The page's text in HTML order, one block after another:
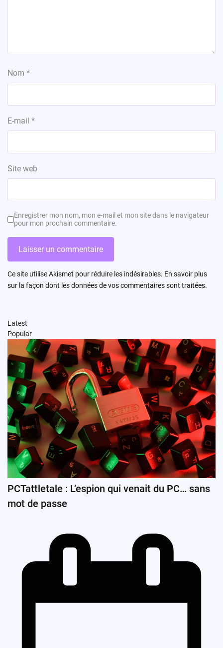
Nom *
E-mail *
Site web
Enregistrer mon nom, mon e-mail et mon site dans le navigateur
pour mon prochain commentaire.
Ce site utilise Akismet pour réduire les indésirables. En savoir plus
sur la façon dont les données de vos commentaires sont traitées.
Latest
Popular
PCTattletale : L’espion qui venait du PC… sans
mot de passe